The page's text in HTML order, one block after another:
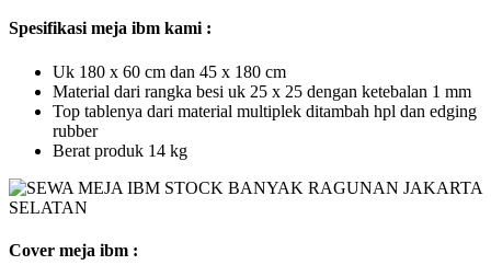
Spesifikasi meja ibm kami :
Uk 180 x 60 cm dan 45 x 180 cm
Material dari rangka besi uk 25 x 25 dengan ketebalan 1 mm
Top tablenya dari material multiplek ditambah hpl dan edging
rubber
Berat produk 14 kg
Cover meja ibm :